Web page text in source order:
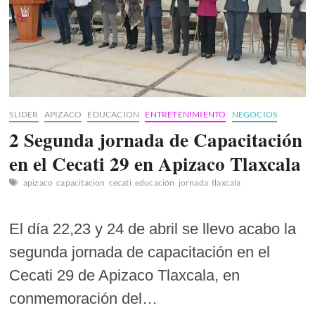
SLIDER APIZACO EDUCACION ENTRETENIMIENTO NEGOCIOS
2 Segunda jornada de Capacitación
en el Cecati 29 en Apizaco Tlaxcala
apizaco capacitacion cecati educación jornada tlaxcala
El día 22,23 y 24 de abril se llevo acabo la
segunda jornada de capacitación en el
Cecati 29 de Apizaco Tlaxcala, en
conmemoración del…